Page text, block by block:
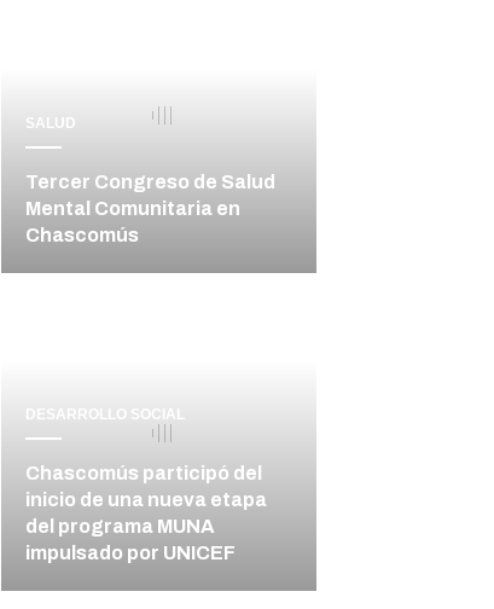
SALUD
Tercer Congreso de Salud
Mental Comunitaria en
Chascomús
DESARROLLO SOCIAL
Chascomús participó del
inicio de una nueva etapa
del programa MUNA
impulsado por UNICEF